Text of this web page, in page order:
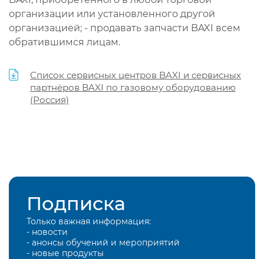
организации или установленного другой
организацией; - продавать запчасти BAXI всем
обратившимся лицам.
Список сервисных центров BAXI и сервисных
партнёров BAXI по газовому оборудованию
(Россия)
Подписка
Только важная информация:
- новости
- анонсы обучений и мероприятий
- новые продукты